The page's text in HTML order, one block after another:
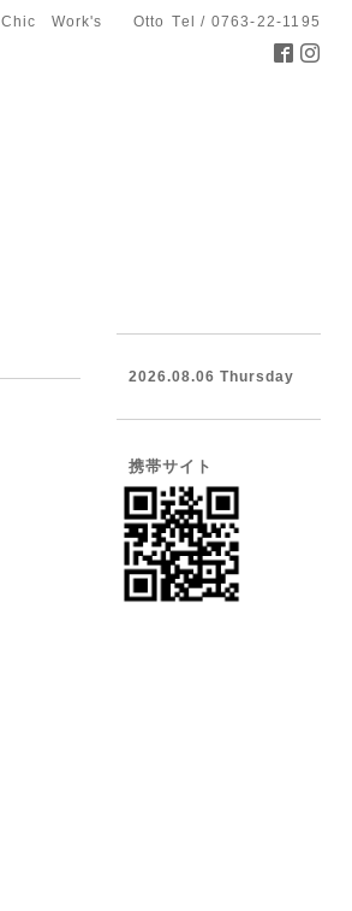
Chic Work's Otto Tel / 0763-22-1195
2026.08.06 Thursday
携帯サイト